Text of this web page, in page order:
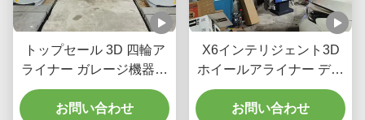
トップセール 3D 四輪ア
ライナー ガレージ機器ア
ライナメントマシン 車輪
アライナメント修理マシ
お問い合わせ
X6インテリジェント3D
ホイールアライナー デュ
アルスクリーン リアルタ
イムトラッキング 高精度
お問い合わせ